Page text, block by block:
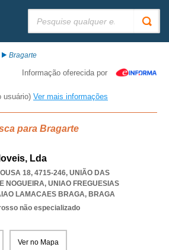
Bragarte
Informação oferecida por
usuário) Ver mais informações
para Bragarte
Lda
18, 4715-246, UNIÃO DAS
NOGUEIRA, UNIAO FREGUESIAS
LAMACAES BRAGA, BRAGA
não especializado
Ver no Mapa